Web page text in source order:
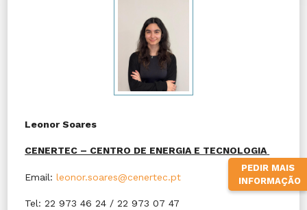
PEDIR MAIS
INFORMAÇÃO
Leonor Soares
CENERTEC – CENTRO DE ENERGIA E TECNOLOGIA
Email:leonor.soares@cenertec.pt
Tel: 22 973 46 24 / 22 973 07 47